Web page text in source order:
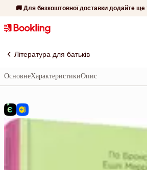
🚚 Для безкоштовної доставки додайте ще
Література для батьків
ОсновнеХарактеристикиОпис